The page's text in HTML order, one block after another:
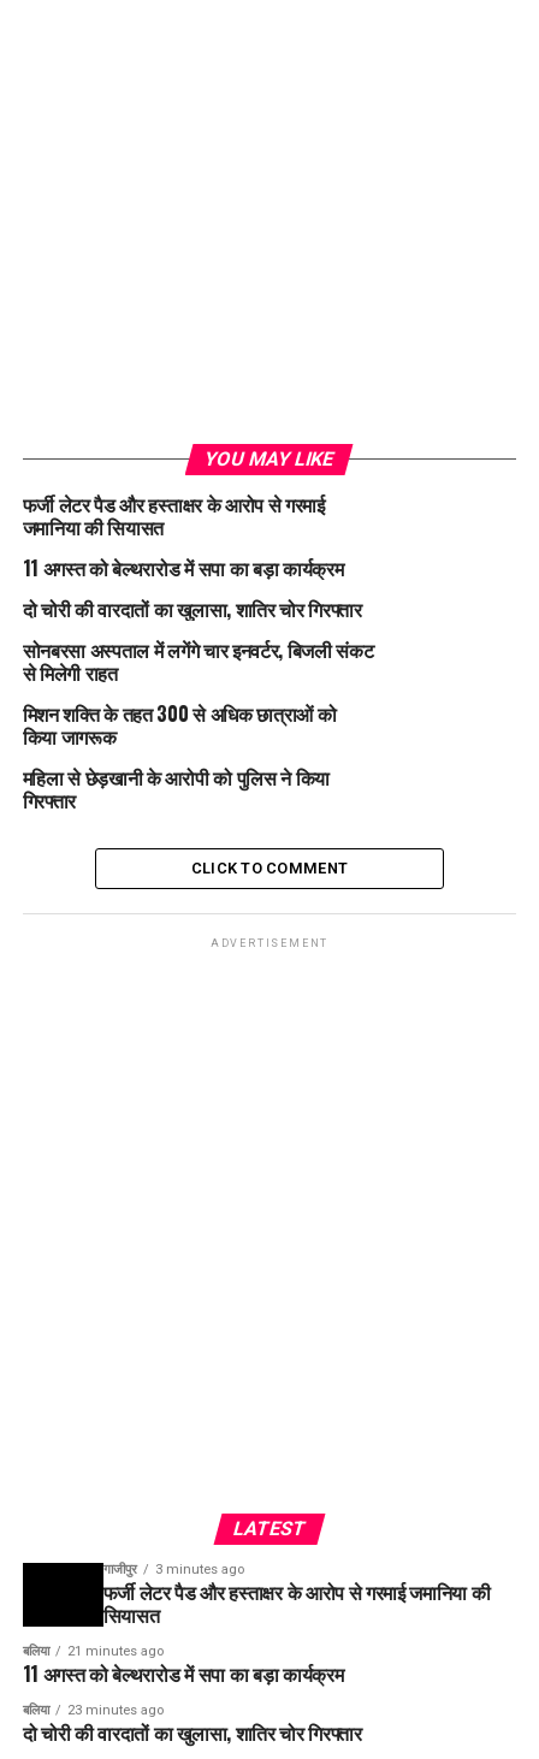
YOU MAY LIKE
फर्जी लेटर पैड और हस्ताक्षर के आरोप से गरमाई
जमानिया की सियासत
11 अगस्त को बेल्थरारोड में सपा का बड़ा कार्यक्रम
दो चोरी की वारदातों का खुलासा, शातिर चोर गिरफ्तार
सोनबरसा अस्पताल में लगेंगे चार इनवर्टर, बिजली संकट
से मिलेगी राहत
मिशन शक्ति के तहत 300 से अधिक छात्राओं को
किया जागरूक
महिला से छेड़खानी के आरोपी को पुलिस ने किया
गिरफ्तार
CLICK TO COMMENT
ADVERTISEMENT
LATEST
गाजीपुर 3 minutes ago
फर्जी लेटर पैड और हस्ताक्षर के आरोप से गरमाई जमानिया की
सियासत
बलिया 21 minutes ago
11 अगस्त को बेल्थरारोड में सपा का बड़ा कार्यक्रम
बलिया 23 minutes ago
दो चोरी की वारदातों का खुलासा, शातिर चोर गिरफ्तार